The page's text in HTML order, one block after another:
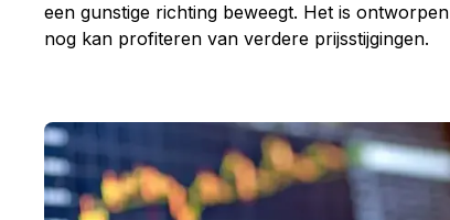
een gunstige richting beweegt. Het is ontworpen
nog kan profiteren van verdere prijsstijgingen.